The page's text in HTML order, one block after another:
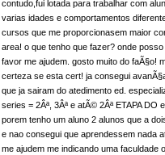
contudo,fui lotada para trabalhar com
varias idades e comportamentos
cursos que me proporcionasem maior
area! o que tenho que fazer? onde
favor me ajudem. gosto muito do faÃ§o!
certeza se esta cert! ja consegui
que ja sairam do atedimento ed.
series = 2Âª, 3Âª e atÃ© 2Âª ETAPA DO
porem tenho um aluno 2 alunos que a
e nao consegui que aprendessem nada
me ajudem me indicando uma faculdade